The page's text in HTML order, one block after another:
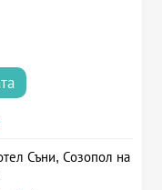
Съни, Созопол на